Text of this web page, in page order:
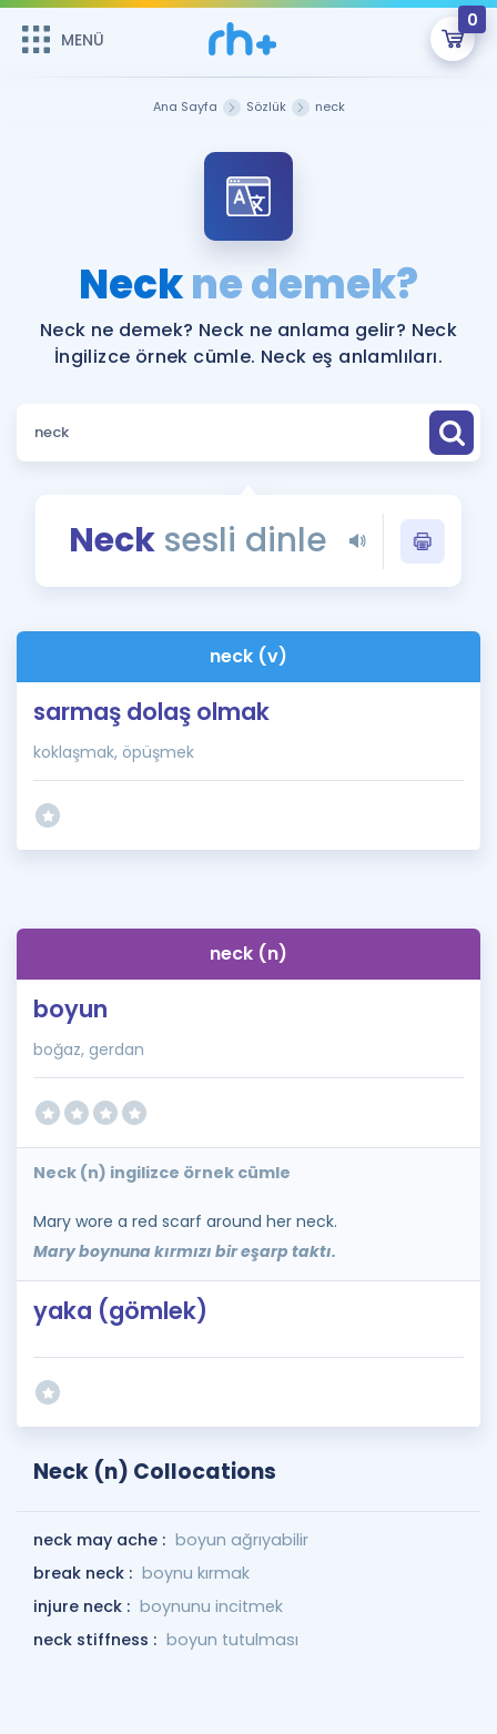
MENÜ
0
ÜYE DEĞİLİM
Sepetin Şu An Boş.
Remzi Hoca ile seni sınava hazırlayacak onlarca eğitim seni
bekliyor!
MENÜ
Faydalı Araçlar
Sözlük
Blog
İngilizce Gramer
Ana Sayfa Sözlük neck
Neckne demek?
Neck ne demek? Neck ne anlama gelir? Neck
İngilizce örnek cümle. Neck eş anlamlıları.
Necksesli dinle
neck (v)
sarmaş dolaş olmak
koklaşmak, öpüşmek
neck (n)
boyun
boğaz, gerdan
Neck (n) ingilizce örnek cümle
Mary wore a red scarf around her neck.
Mary boynuna kırmızı bir eşarp taktı.
yaka (gömlek)
Neck (n) Collocations
neck may ache : boyun ağrıyabilir
break neck : boynu kırmak
injure neck : boynunu incitmek
neck stiffness : boyun tutulması